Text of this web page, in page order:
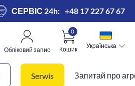
СЕРВІС 24h: +48 17 227 67 67
Обліковий запис Кошик
0
Українська
Українська
Serwis Запитай про